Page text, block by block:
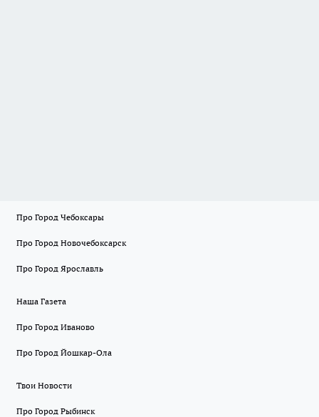
Про Город Чебоксары
Про Город Новочебоксарск
Про Город Ярославль
Наша Газета
Про Город Иваново
Про Город Йошкар-Ола
Твои Новости
Про Город Рыбинск